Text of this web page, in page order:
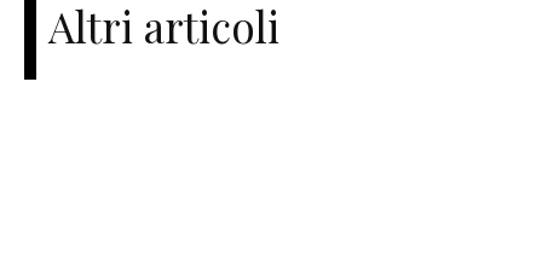
Altri articoli